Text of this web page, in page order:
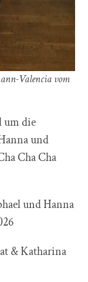
Valencia vom
um die
und
Cha Cha
und Hanna
& Katharina